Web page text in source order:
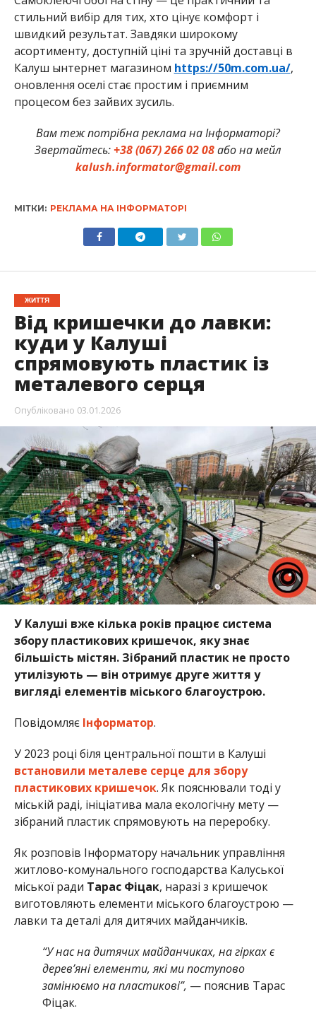
стильний вибір для тих, хто цінує комфорт і
швидкий результат. Завдяки широкому
асортименту, доступній ціні та зручній доставці в
Калуш ынтернет магазином https://50m.com.ua/,
оновлення оселі стає простим і приємним
процесом без зайвих зусиль.
Вам теж потрібна реклама на Інформаторі?
Звертайтесь:+38 (067) 266 02 08або на мейл
kalush.informator@gmail.com
МІТКИ: РЕКЛАМА НА ІНФОРМАТОРІ
ЖИТТЯ
Від кришечки до лавки:
куди у Калуші
спрямовують пластик із
металевого серця
Опубліковано 03.01.2026
У Калуші вже кілька років працює система
збору пластикових кришечок, яку знає
більшість містян. Зібраний пластик не просто
утилізують — він отримує друге життя у
вигляді елементів міського благоустрою.
Повідомляє Інформатор.
У 2023 році біля центральної пошти в Калуші
встановили металеве серце для збору
пластикових кришечок. Як пояснювали тоді у
міській раді, ініціатива мала екологічну мету —
зібраний пластик спрямовують на переробку.
Як розповів Інформатору начальник управління
житлово-комунального господарства Калуської
міської ради Тарас Фіцак, наразі з кришечок
виготовляють елементи міського благоустрою —
лавки та деталі для дитячих майданчиків.
“У нас на дитячих майданчиках, на гірках є
дерев’яні елементи, які ми поступово
замінюємо на пластикові”, — пояснив Тарас
Фіцак.